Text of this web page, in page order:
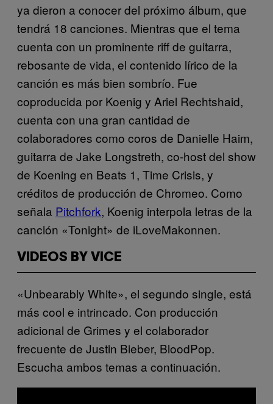
ya dieron a conocer del próximo álbum, que
tendrá 18 canciones. Mientras que el tema
cuenta con un prominente riff de guitarra,
rebosante de vida, el contenido lírico de la
canción es más bien sombrío. Fue
coproducida por Koenig y Ariel Rechtshaid,
cuenta con una gran cantidad de
colaboradores como coros de Danielle Haim,
guitarra de Jake Longstreth, co-host del show
de Koening en Beats 1, Time Crisis, y
créditos de producción de Chromeo. Como
señala Pitchfork, Koenig interpola letras de la
canción «Tonight» de iLoveMakonnen.
VIDEOS BY VICE
«Unbearably White», el segundo single, está
más cool e intrincado. Con producción
adicional de Grimes y el colaborador
frecuente de Justin Bieber, BloodPop.
Escucha ambos temas a continuación.